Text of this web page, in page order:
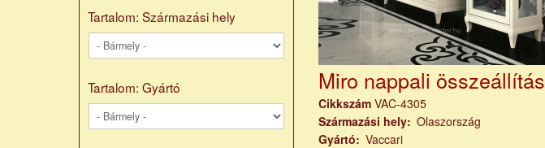
Tartalom: Származási hely
Tartalom: Gyártó Miro nappali összeállítás
Cikkszám VAC-4305
Származási hely Olaszország
Gyártó
Vaccari